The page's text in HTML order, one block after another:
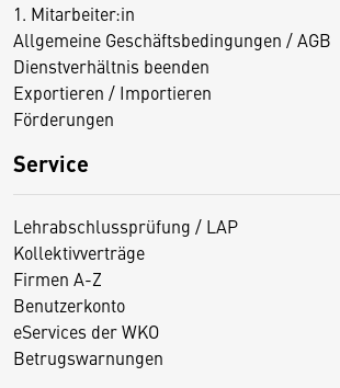
1. Mitarbeiter:in
Allgemeine Geschäftsbedingungen / AGB
Dienstverhältnis beenden
Exportieren / Importieren
Förderungen
Service
Lehrabschlussprüfung / LAP
Kollektivverträge
Firmen A-Z
Benutzerkonto
eServices der WKO
Betrugswarnungen